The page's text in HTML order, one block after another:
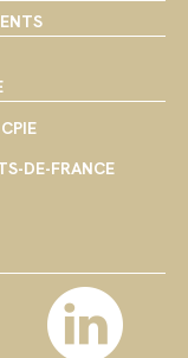
DE-FRANCE